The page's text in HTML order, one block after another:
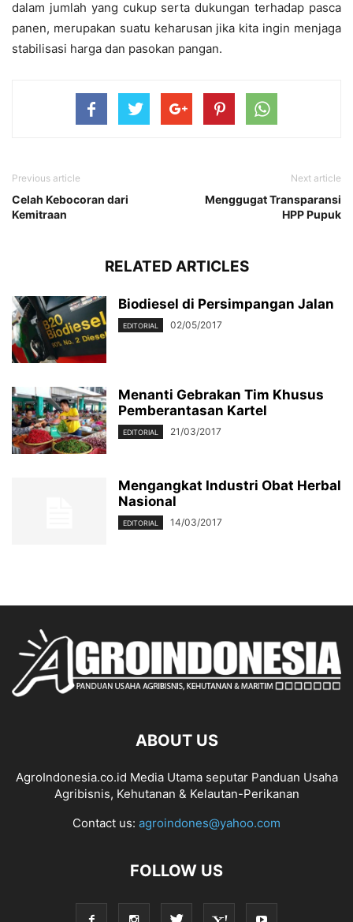
dalam jumlah yang cukup serta dukungan terhadap pasca
panen, merupakan suatu keharusan jika kita ingin menjaga
stabilisasi harga dan pasokan pangan.
Previous article
Celah Kebocoran dari
Kemitraan
Next article
Menggugat Transparansi
HPP Pupuk
RELATED ARTICLES
Biodiesel di Persimpangan Jalan
EDITORIAL 02/05/2017
Menanti Gebrakan Tim Khusus
Pemberantasan Kartel
EDITORIAL 21/03/2017
Mengangkat Industri Obat Herbal
Nasional
EDITORIAL 14/03/2017
ABOUT US
AgroIndonesia.co.id Media Utama seputar Panduan Usaha
Agribisnis, Kehutanan & Kelautan-Perikanan
Contact us: agroindones@yahoo.com
FOLLOW US